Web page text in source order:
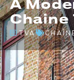
À
Chaine
TVA